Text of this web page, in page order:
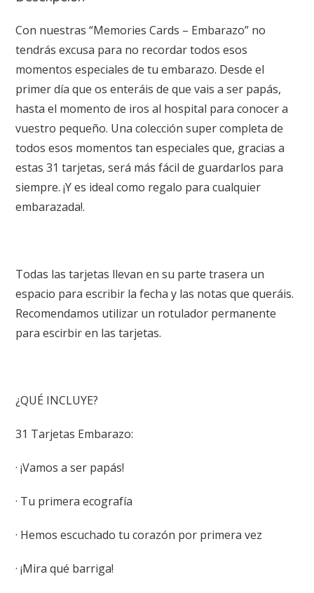
Con nuestras “Memories Cards – Embarazo” no
tendrás excusa para no recordar todos esos
momentos especiales de tu embarazo. Desde el
primer día que os enteráis de que vais a ser papás,
hasta el momento de iros al hospital para conocer a
vuestro pequeño. Una colección super completa de
todos esos momentos tan especiales que, gracias a
estas 31 tarjetas, será más fácil de guardarlos para
siempre. ¡Y es ideal como regalo para cualquier
embarazada!.
Todas las tarjetas llevan en su parte trasera un
espacio para escribir la fecha y las notas que queráis.
Recomendamos utilizar un rotulador permanente
para escirbir en las tarjetas.
¿QUÉ INCLUYE?
31 Tarjetas Embarazo:
· ¡Vamos a ser papás!
· Tu primera ecografía
· Hemos escuchado tu corazón por primera vez
· ¡Mira qué barriga!